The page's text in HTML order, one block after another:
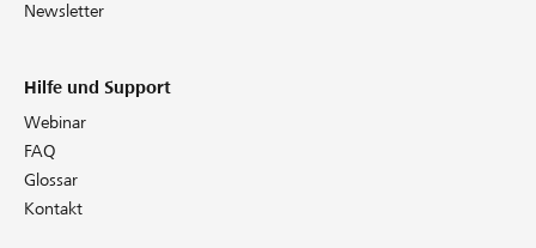
Newsletter
Hilfe und Support
Webinar
FAQ
Glossar
Kontakt